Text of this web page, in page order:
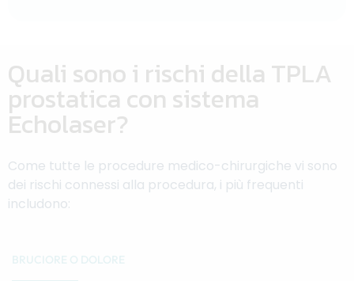
Quali sono i rischi della TPLA
prostatica con sistema
Echolaser?
Come tutte le procedure medico-chirurgiche vi sono
dei rischi connessi alla procedura, i più frequenti
includono:
BRUCIORE O DOLORE